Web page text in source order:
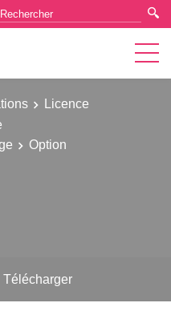
Licence
Option
Télécharger